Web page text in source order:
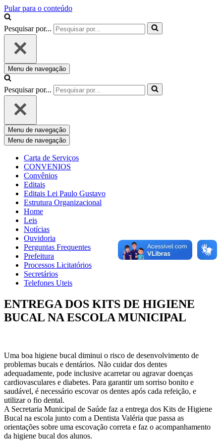
Pular para o conteúdo
Pesquisar por...
Menu de navegação
Pesquisar por...
Menu de navegação
Menu de navegação
Carta de Serviços
CONVENIOS
Convênios
Editais
Editais Lei Paulo Gustavo
Estrutura Organizacional
Home
Leis
Notícias
Ouvidoria
Perguntas Frequentes
Prefeitura
Processos Licitatórios
Secretários
Telefones Uteis
ENTREGA DOS KITS DE HIGIENE
BUCAL NA ESCOLA MUNICIPAL
Uma boa higiene bucal diminui o risco de desenvolvimento de
problemas bucais e dentários. Não cuidar dos dentes
adequadamente, pode inclusive acarretar ou agravar doenças
cardiovasculares e diabetes. Para garantir um sorriso bonito e
saudável, é necessário escovar os dentes após cada refeição, e
utilizar o fio dental.
A Secretaria Municipal de Saúde faz a entrega dos Kits de Higiene
Bucal na escola junto com a Dentista Valéria que passa as
orientações sobre uma escovação correta e faz o acompanhamento
da higiene bucal dos alunos.